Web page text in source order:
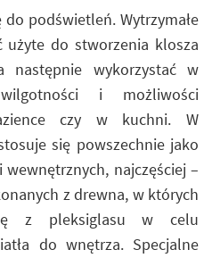
podświetleń. Wytrzymałe
użyte do stworzenia klosza
wykorzystać w
i możliwości
czy w kuchni. W
się powszechnie jako
najczęściej –
z drewna, w których
z pleksiglasu w celu
do wnętrza. Specjalne